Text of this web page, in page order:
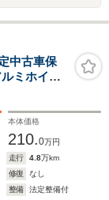
中古車保
ミホイー
モニター/
本体価格
210.0万円
走行 4.8万km
修復
なし
整備
法定整備付